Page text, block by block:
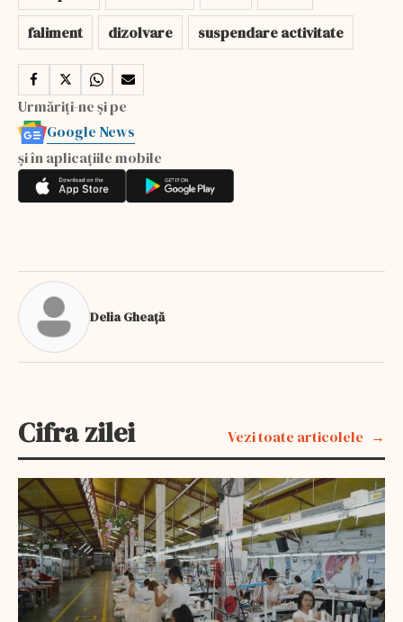
faliment
dizolvare suspendare activitate
Urmăriți-ne și pe
Google News
și în aplicațiile mobile
Delia Gheață
Cifra zilei Vezi toate articolele